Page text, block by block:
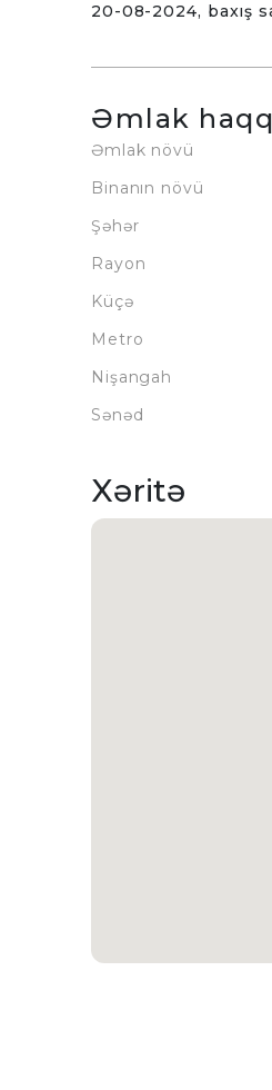
20-08-2024, baxış
Əmlak
Əmlak növü
Binanın növü
Şəhər
Rayon
Küçə
Metro
Nişangah
Sənəd
Xəritə